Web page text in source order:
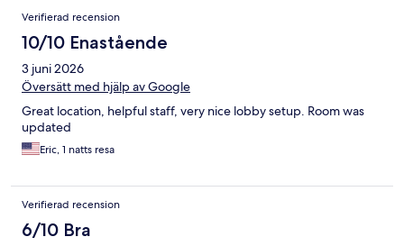
Verifierad recension
10/10 Enastående
3 juni 2026
Översätt med hjälp av Google
Great location, helpful staff, very nice lobby setup. Room was
updated
Eric, 1 natts resa
Verifierad recension
6/10 Bra